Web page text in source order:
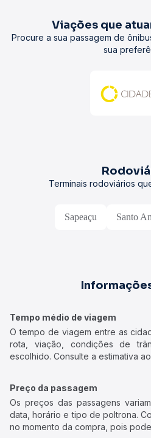
Viações que
Procure a sua passagem de
sua
Terminais rodoviários
Sapeaçu Santo
Tempo médio de viagem
O tempo de viagem entre as
rota, viação, condições de
escolhido. Consulte a estimativa
Preço da passagem
Os preços das passagens
data, horário e tipo de poltrona.
no momento da compra, pois